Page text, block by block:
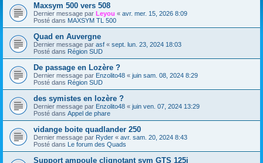
Maxsym 500 vers 508
Dernier message par Leyou « avr. mer. 15, 2026 8:09
Posté dans MAXSYM TL 500
Quad en Auvergne
Dernier message par asf « sept. lun. 23, 2024 18:03
Posté dans Région SUD
De passage en Lozère ?
Dernier message par Enzolito48 « juin sam. 08, 2024 8:29
Posté dans Région SUD
des symistes en lozère ?
Dernier message par Enzolito48 « juin ven. 07, 2024 13:29
Posté dans Appel de phare
vidange boite quadlander 250
Dernier message par Ryder « avr. sam. 20, 2024 8:43
Posté dans Le forum des Quads
Support ampoule clignotant sym GTS 125i